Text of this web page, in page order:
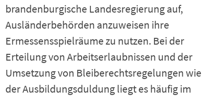
brandenburgische Landesregierung auf,
Ausländerbehörden anzuweisen ihre
Ermessensspielräume zu nutzen. Bei der
Erteilung von Arbeitserlaubnissen und der
Umsetzung von Bleiberechtsregelungen wie
der Ausbildungsduldung liegt es häufig im